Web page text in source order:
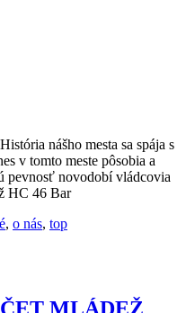
nášho mesta sa spája s
v tomto meste pôsobia a
pevnosť novodobí vládcovia
HC 46 Bar
, o nás, top